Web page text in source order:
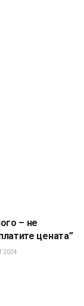
– не
цената”
2024